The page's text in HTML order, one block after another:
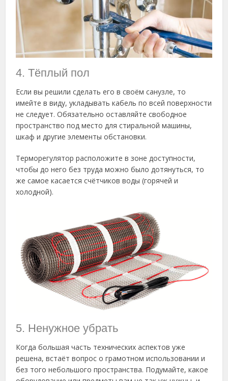
4. Тёплый пол
Если вы решили сделать его в своём санузле, то
имейте в виду, укладывать кабель по всей поверхности
не следует. Обязательно оставляйте свободное
пространство под место для стиральной машины,
шкаф и другие элементы обстановки.
Терморегулятор расположите в зоне доступности,
чтобы до него без труда можно было дотянуться, то
же самое касается счётчиков воды (горячей и
холодной).
5. Ненужное убрать
Когда большая часть технических аспектов уже
решена, встаёт вопрос о грамотном использовании и
без того небольшого пространства. Подумайте, какое